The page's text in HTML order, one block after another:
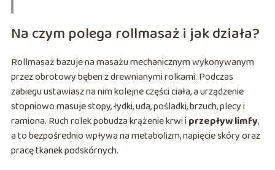
Na czym polega rollmasaż i jak działa?
Rollmasaż bazuje na masażu mechanicznym wykonywanym
przez obrotowy bęben z drewnianymi rolkami. Podczas
zabiegu ustawiasz na nim kolejne części ciała, a urządzenie
stopniowo masuje stopy, łydki, uda, pośladki, brzuch, plecy i
ramiona. Ruch rolek pobudza krążenie krwi i przepływ limfy,
a to bezpośrednio wpływa na metabolizm, napięcie skóry oraz
pracę tkanek podskórnych.